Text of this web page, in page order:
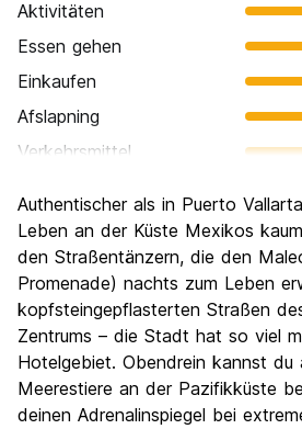
Aktivitäten
Essen gehen
Einkaufen
Afslapning
Verkehrsmittel
Kultur
Nachtleben / Party
Preis-Leistungsverhältnis
Authentischer als in Puerto
Leben an der Küste Mexikos
den Straßentänzern, die den
Promenade) nachts zum Leben
kopfsteingepflasterten Straßen
Zentrums – die Stadt hat so viel
Hotelgebiet. Obendrein kannst du
Meerestiere an der Pazifikküste
deinen Adrenalinspiegel bei